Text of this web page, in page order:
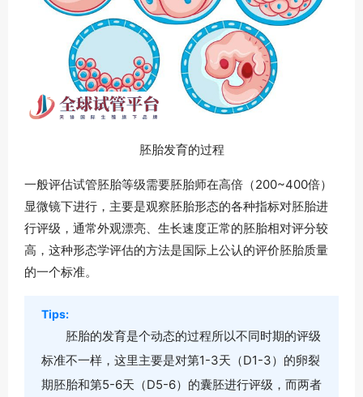
胚胎发育的过程
一般评估试管胚胎等级需要胚胎师在高倍（200~400倍）
显微镜下进行，主要是观察胚胎形态的各种指标对胚胎进
行评级，通常外观漂亮、生长速度正常的胚胎相对评分较
高，这种形态学评估的方法是国际上公认的评价胚胎质量
的一个标准。
Tips:
胚胎的发育是个动态的过程所以不同时期的评级
标准不一样，这里主要是对第1-3天（D1-3）的卵裂
期胚胎和第5-6天（D5-6）的囊胚进行评级，而两者